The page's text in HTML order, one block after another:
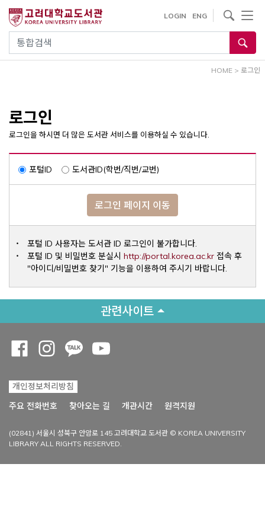
건
통합검색
LOGIN ENG
사이트내 검색
HOME > 로그인
로그인
로그인을 하시면 더 많은 도서관 서비스를 이용하실 수 있습니다.
포털ID 도서관ID(학번/직번/교번)
로그인 페이지 이동
포털 ID 사용자는 도서관 ID 로그인이 불가합니다.
포털 ID 및 비밀번호 분실시 http://portal.korea.ac.krOpens a
접속 후
"아이디/비밀번호 찾기" 기능을 이용하여 주시기 바랍니다.
관련사이트
개인정보처리방침
주요 전화번호
찾아오는 길 개관시간 원격지원
(02841) 서울시 성북구 안암로 145 고려대학교 도서관 © KOREA UNIVERSITY
LIBRARY ALL RIGHTS RESERVED.
Opens a new window
Opens a new window
Opens a new window